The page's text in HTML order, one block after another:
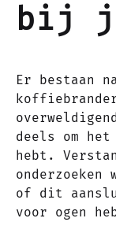
bij
Er bestaan
deels om
hebt.
onderzoeken
of dit
voor ogen